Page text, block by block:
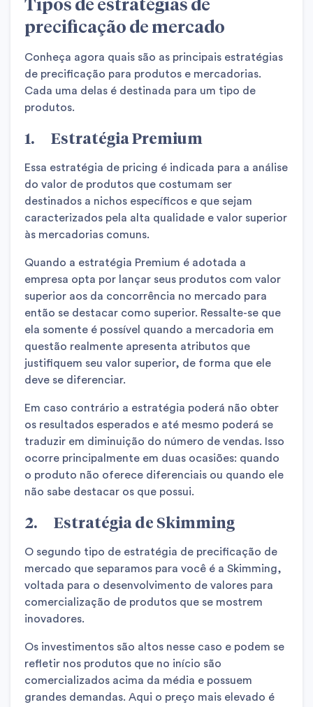
precificação de mercado
Conheça agora quais são as principais estratégias
de precificação para produtos e mercadorias.
Cada uma delas é destinada para um tipo de
produtos.
1. Estratégia Premium
Essa estratégia de pricing é indicada para a análise
do valor de produtos que costumam ser
destinados a nichos específicos e que sejam
caracterizados pela alta qualidade e valor superior
às mercadorias comuns.
Quando a estratégia Premium é adotada a
empresa opta por lançar seus produtos com valor
superior aos da concorrência no mercado para
então se destacar como superior. Ressalte-se que
ela somente é possível quando a mercadoria em
questão realmente apresenta atributos que
justifiquem seu valor superior, de forma que ele
deve se diferenciar.
Em caso contrário a estratégia poderá não obter
os resultados esperados e até mesmo poderá se
traduzir em diminuição do número de vendas. Isso
ocorre principalmente em duas ocasiões: quando
o produto não oferece diferenciais ou quando ele
não sabe destacar os que possui.
2. Estratégia de Skimming
O segundo tipo de estratégia de precificação de
mercado que separamos para você é a Skimming,
voltada para o desenvolvimento de valores para
comercialização de produtos que se mostrem
inovadores.
Os investimentos são altos nesse caso e podem se
refletir nos produtos que no início são
comercializados acima da média e possuem
grandes demandas. Aqui o preço mais elevado é